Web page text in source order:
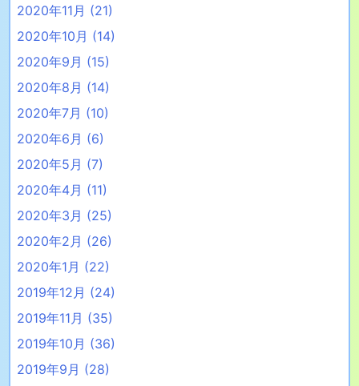
2020年11月 (21)
2020年10月 (14)
2020年9月 (15)
2020年8月 (14)
2020年7月 (10)
2020年6月 (6)
2020年5月 (7)
2020年4月 (11)
2020年3月 (25)
2020年2月 (26)
2020年1月 (22)
2019年12月 (24)
2019年11月 (35)
2019年10月 (36)
2019年9月 (28)